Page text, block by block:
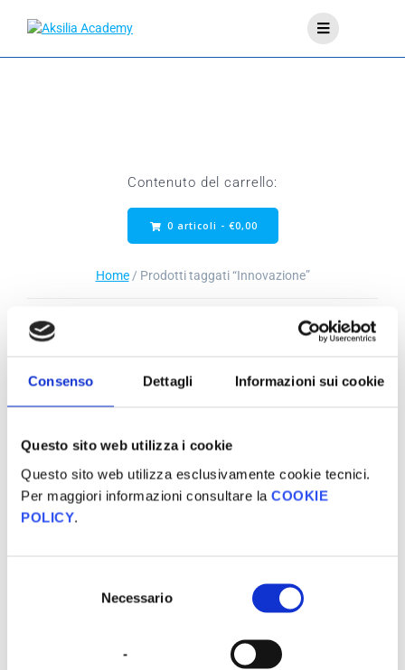
Consenso Dettagli Informazioni sui cookie
Questo sito web utilizza i cookie
Questo sito web utilizza esclusivamente cookie tecnici.
Per maggiori informazioni consultare la COOKIE
POLICY.
Necessario
-
Contenuto del carrello:
0 articoli - €0,00
Home/ Prodotti taggati “Innovazione”
Corso di Formazione “Il Rappresentante delle future